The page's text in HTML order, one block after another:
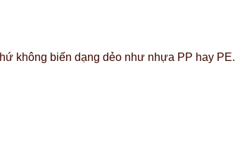
không biến dạng dẻo như nhựa PP hay PE.